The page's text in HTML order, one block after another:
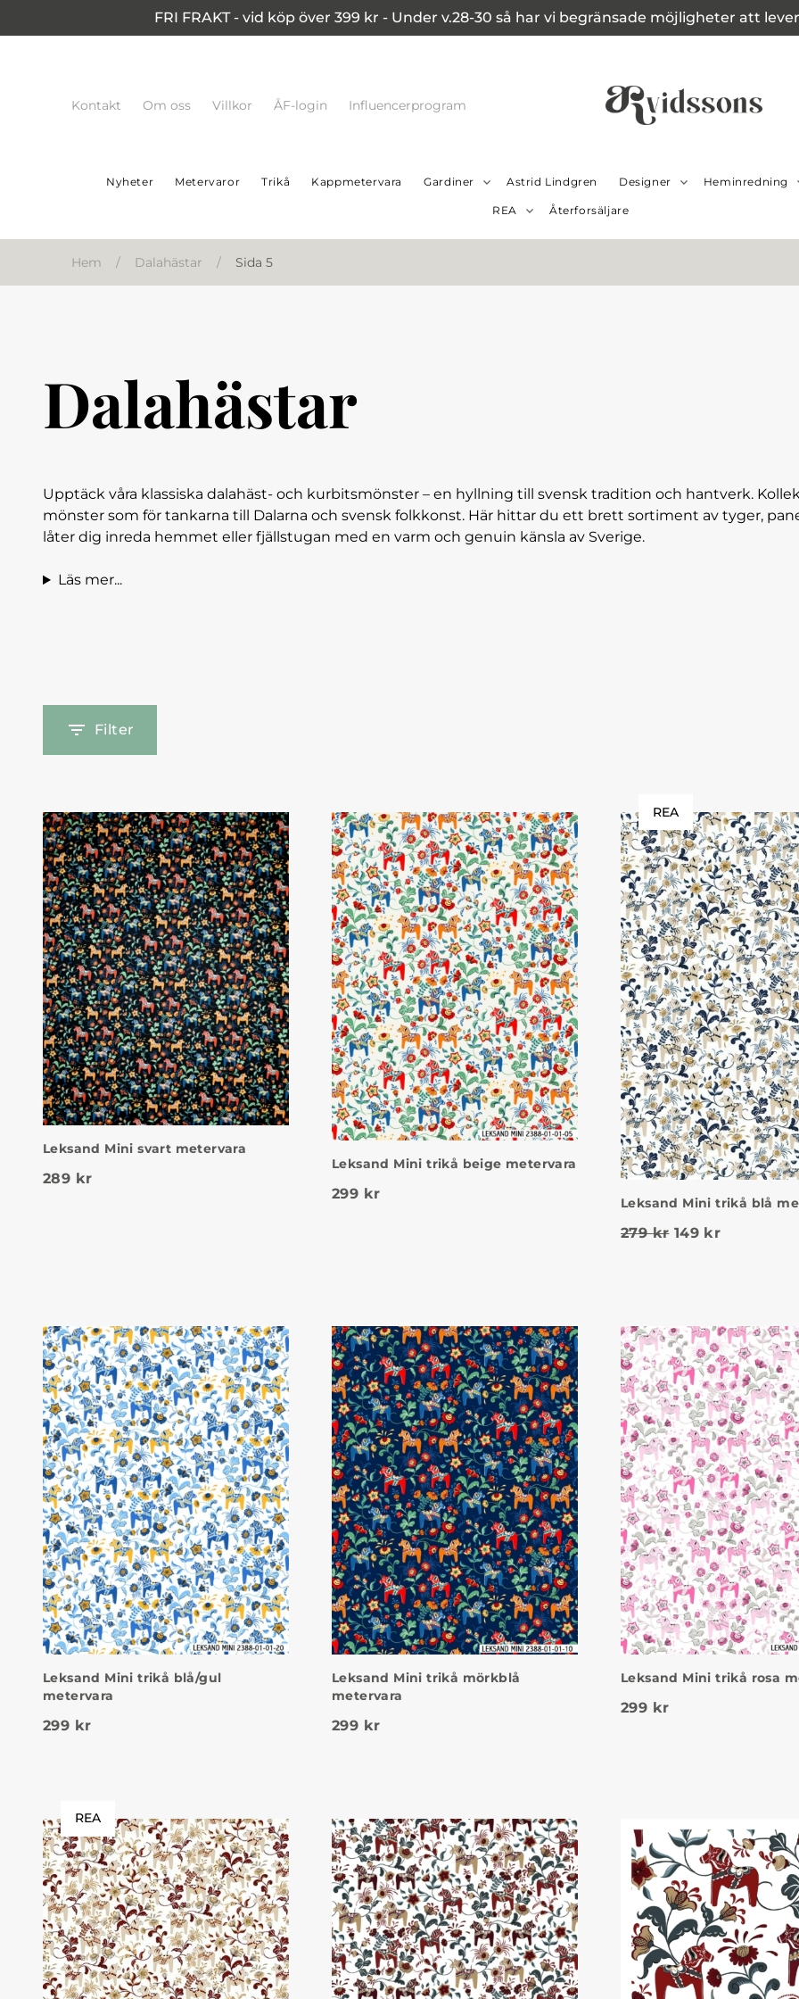
FRI FRAKT - vid köp över 399 kr - Under v.28-30 så har vi begränsade möjligheter att
Kontakt Om oss Villkor ÅF-login Influencerprogram
Nyheter Metervaror Trikå Kappmetervara Gardiner Astrid Lindgren Designer Heminredning
REA Återforsäljare
Hem / Dalahästar / Sida 5
Dalahästar
Upptäck våra klassiska dalahäst- och kurbitsmönster – en hyllning till svensk tradition och hantverk.
mönster som för tankarna till Dalarna och svensk folkkonst. Här hittar du ett brett sortiment av tyger,
låter dig inreda hemmet eller fjällstugan med en varm och genuin känsla av Sverige.
Läs mer...
Filter
Leksand Mini svart metervara
289 kr
Leksand Mini trikå beige metervara
299 kr
REA
Leksand Mini trikå blå
279kr Det
149 krDet
Leksand Mini trikå blå/gul
metervara
299 kr
Leksand Mini trikå mörkblå
metervara
299 kr
Leksand Mini trikå rosa
299 kr
REA